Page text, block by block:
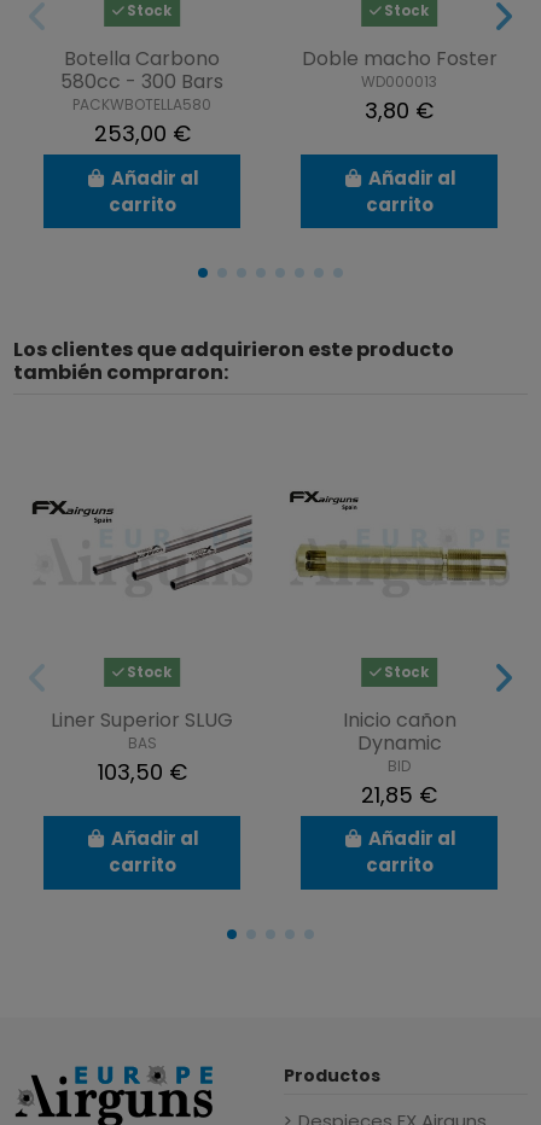
Stock
Botella Carbono
580cc - 300 Bars
PACKWBOTELLA580
253,00 €
Añadir al
carrito
Stock
Doble macho Foster
WD000013
3,80 €
Añadir al
carrito
Los clientes que adquirieron este producto
también compraron:
Stock
Liner Superior SLUG
BAS
103,50 €
Añadir al
carrito
Stock
Inicio cañon
Dynamic
BID
21,85 €
Añadir al
carrito
Productos